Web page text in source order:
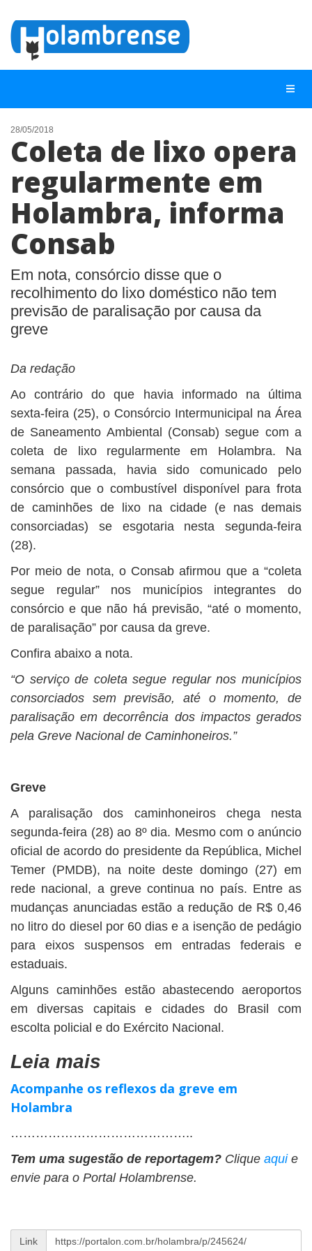
NOTÍCIAS
LISTA DIGITAL
TELEFONES ÚTEIS
ANUNCIE
BUSCAR
28/05/2018
Coleta de lixo opera
regularmente em
Holambra, informa
Consab
Em nota, consórcio disse que o
recolhimento do lixo doméstico não tem
previsão de paralisação por causa da
greve
Da redação
Ao contrário do que havia informado na última
sexta-feira (25), o Consórcio Intermunicipal na Área
de Saneamento Ambiental (Consab) segue com a
coleta de lixo regularmente em Holambra. Na
semana passada, havia sido comunicado pelo
consórcio que o combustível disponível para frota
de caminhões de lixo na cidade (e nas demais
consorciadas) se esgotaria nesta segunda-feira
(28).
Por meio de nota, o Consab afirmou que a “coleta
segue regular” nos municípios integrantes do
consórcio e que não há previsão, “até o momento,
de paralisação” por causa da greve.
Confira abaixo a nota.
“O serviço de coleta segue regular nos municípios
consorciados sem previsão, até o momento, de
paralisação em decorrência dos impactos gerados
pela Greve Nacional de Caminhoneiros.”
Greve
A paralisação dos caminhoneiros chega nesta
segunda-feira (28) ao 8º dia. Mesmo com o anúncio
oficial de acordo do presidente da República, Michel
Temer (PMDB), na noite deste domingo (27) em
rede nacional, a greve continua no país. Entre as
mudanças anunciadas estão a redução de R$ 0,46
no litro do diesel por 60 dias e a isenção de pedágio
para eixos suspensos em entradas federais e
estaduais.
Alguns caminhões estão abastecendo aeroportos
em diversas capitais e cidades do Brasil com
escolta policial e do Exército Nacional.
Leia mais
Acompanhe os reflexos da greve em
Holambra
……………………………………..
Tem uma sugestão de reportagem? Clique aqui e
envie para o Portal Holambrense.
Link